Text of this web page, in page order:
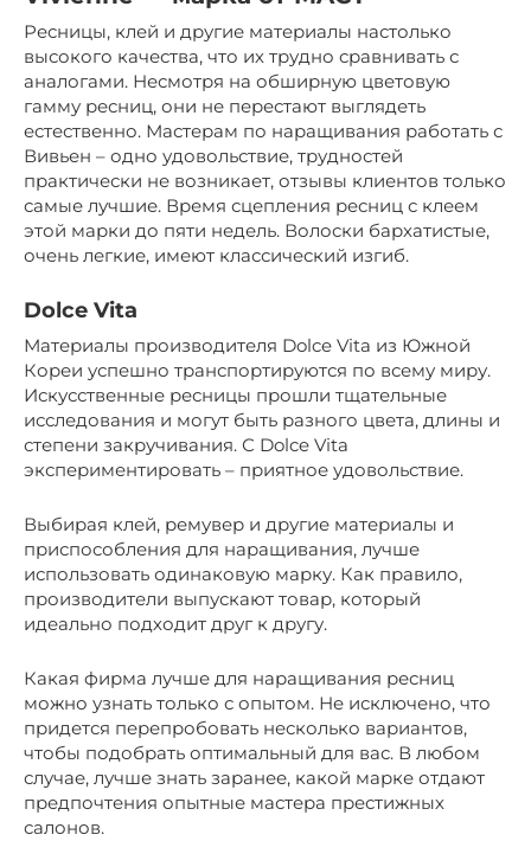
Ресницы, клей и другие материалы настолько
высокого качества, что их трудно сравнивать с
аналогами. Несмотря на обширную цветовую
гамму ресниц, они не перестают выглядеть
естественно. Мастерам по наращивания работать с
Вивьен – одно удовольствие, трудностей
практически не возникает, отзывы клиентов только
самые лучшие. Время сцепления ресниц с клеем
этой марки до пяти недель. Волоски бархатистые,
очень легкие, имеют классический изгиб.
Dolce Vita
Материалы производителя Dolce Vita из Южной
Кореи успешно транспортируются по всему миру.
Искусственные ресницы прошли тщательные
исследования и могут быть разного цвета, длины и
степени закручивания. С Dolce Vita
экспериментировать – приятное удовольствие.
Выбирая клей, ремувер и другие материалы и
приспособления для наращивания, лучше
использовать одинаковую марку. Как правило,
производители выпускают товар, который
идеально подходит друг к другу.
Какая фирма лучше для наращивания ресниц
можно узнать только с опытом. Не исключено, что
придется перепробовать несколько вариантов,
чтобы подобрать оптимальный для вас. В любом
случае, лучше знать заранее, какой марке отдают
предпочтения опытные мастера престижных
салонов.